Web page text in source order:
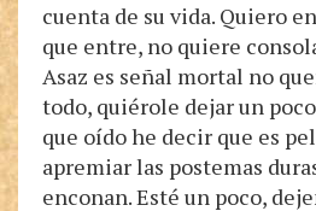
cuenta de su vida. Quiero
que entre, no quiere
Asaz es señal mortal no
todo, quiérole dejar un
que oído he decir que es
apremiar las postemas
enconan. Esté un poco,